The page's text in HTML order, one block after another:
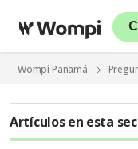
Wompi Panamá
Artículos en esta